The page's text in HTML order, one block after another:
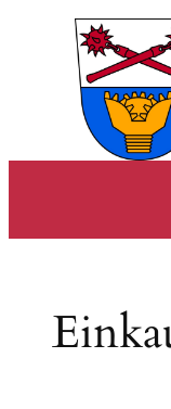
springen